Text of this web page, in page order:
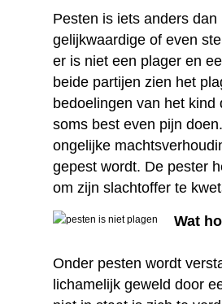
Pesten is iets anders
gelijkwaardige of even
er is niet een plager en
beide partijen zien het
bedoelingen van het
soms best even pijn
ongelijke
gepest wordt. De pester
om zijn slachtoffer te
Wat
Onder pesten wordt
lichamelijk geweld door